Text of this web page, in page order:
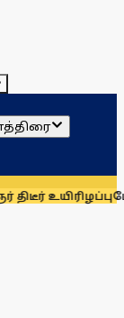
மேட்டூா்